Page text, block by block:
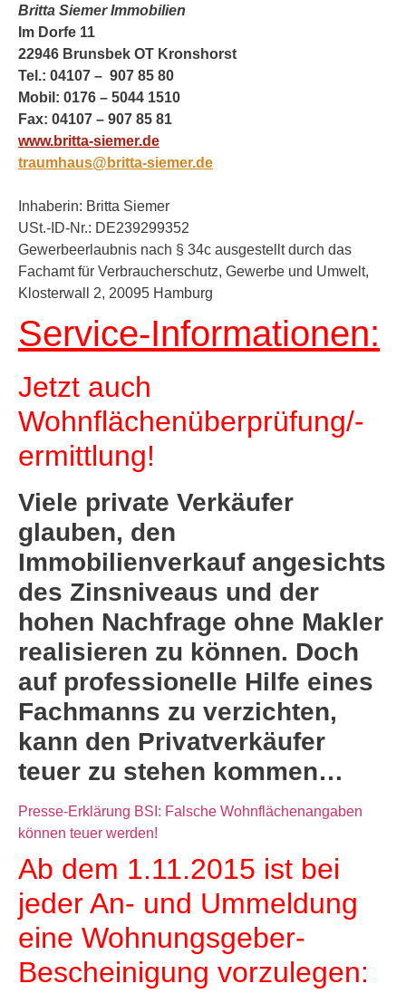
Britta Siemer Immobilien
Im Dorfe 11
22946 Brunsbek OT Kronshorst
Tel.: 04107 – 907 85 80
Mobil: 0176 – 5044 1510
Fax: 04107 – 907 85 81
www.britta-siemer.de
traumhaus@britta-siemer.de
Inhaberin: Britta Siemer
USt.-ID-Nr.: DE239299352
Gewerbeerlaubnis nach § 34c ausgestellt durch das
Fachamt für Verbraucherschutz, Gewerbe und Umwelt,
Klosterwall 2, 20095 Hamburg
Service-Informationen:
Jetzt auch
Wohnflächenüberprüfung/-
ermittlung!
Viele private Verkäufer
glauben, den
Immobilienverkauf angesichts
des Zinsniveaus und der
hohen Nachfrage ohne Makler
realisieren zu können. Doch
auf professionelle Hilfe eines
Fachmanns zu verzichten,
kann den Privatverkäufer
teuer zu stehen kommen…
Presse-Erklärung BSI: Falsche Wohnflächenangaben
können teuer werden!
Ab dem 1.11.2015 ist bei
jeder An- und Ummeldung
eine Wohnungsgeber-
Bescheinigung vorzulegen: